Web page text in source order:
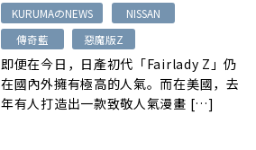
KURUMAのNEWS
NISSAN
傳奇藍
惡魔版Z
即便在今日，日產初代「Fairlady Z」仍
在國內外擁有極高的人氣。而在美國，去
年有人打造出一款致敬人氣漫畫 […]